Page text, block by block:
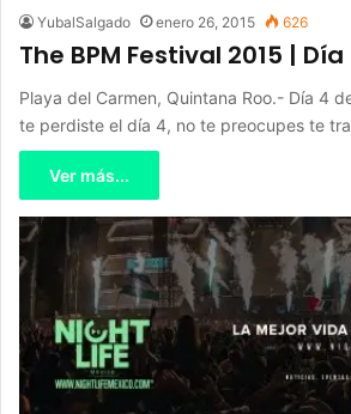
YubalSalgado enero 26, 2015 626
The BPM Festival 2015 | Día
Playa del Carmen, Quintana Roo.- Día 4
te perdiste el día 4, no te preocupes te
Ver más...